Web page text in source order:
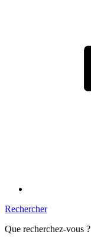
Rechercher
Que recherchez-vous ?